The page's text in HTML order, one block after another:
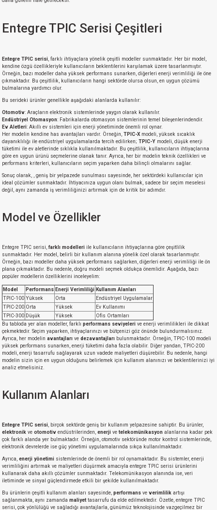
Entegre TPIC Serisi Çeşitleri
Entegre TPIC serisi , farklı ihtiyaçlara yönelik çeşitli modeller sunmaktadır. Her bir model,
kendine özgü özellikleriyle kullanıcıların beklentilerini karşılamak üzere tasarlanmıştır.
Örneğin, bazı modeller daha yüksek performans sunarken, diğerleri enerji verimliliği ile öne
çıkmaktadır. Bu çeşitlilik, kullanıcıların hangi sektörde olursa olsun, en uygun çözümü
bulmalarına yardımcı olur.
Bu serideki ürünler genellikle aşağıdaki alanlarda kullanılır:
Otomotiv: Araçların elektronik sistemlerinde yaygın olarak kullanılır.
Endüstriyel Otomasyon: Fabrikalarda otomasyon sistemlerinin temel bileşenlerindendir.
Ev Aletleri: Akıllı ev sistemleri için enerji yönetiminde önemli rol oynar.
Her modelin kendine has avantajları vardır. Örneğin, TPIC-X modeli, yüksek sıcaklık
dayanıklılığı ile endüstriyel uygulamalarda tercih edilirken; TPIC-Y modeli, düşük enerji
tüketimi ile ev aletlerinde sıklıkla kullanılmaktadır. Bu çeşitlilik, kullanıcıların ihtiyaçlarına
göre en uygun ürünü seçmelerine olanak tanır. Ayrıca, her bir modelin teknik özellikleri ve
performans kriterleri, kullanıcıların seçim yaparken daha bilinçli olmalarını sağlar.
Sonuç olarak, , geniş bir yelpazede sunulması sayesinde, her sektördeki kullanıcılar için
ideal çözümler sunmaktadır. İhtiyacınıza uygun olanı bulmak, sadece bir seçim meselesi
değil, aynı zamanda iş verimliliğinizi artırmak için de kritik bir adımdır.
Model ve Özellikler
Entegre TPIC serisi, farklı modelleri ile kullanıcıların ihtiyaçlarına göre çeşitlilik
sunmaktadır. Her model, belirli bir kullanım alanına yönelik özel olarak tasarlanmıştır.
Örneğin, bazı modeller daha yüksek performans sağlarken, diğerleri enerji verimliliği ile ön
plana çıkmaktadır. Bu nedenle, doğru modeli seçmek oldukça önemlidir. Aşağıda, bazı
popüler modellerin özelliklerini inceleyelim:
Model Performans Enerji Verimliliği Kullanım Alanları
TPIC-100 Yüksek Orta
Endüstriyel Uygulamalar
TPIC-200 Orta Yüksek
Ev Kullanımı
TPIC-300 Düşük Yüksek
Ofis Ortamları
Bu tabloda yer alan modeller, farklı performans seviyeleri ve enerji verimlilikleri ile dikkat
çekmektedir. Seçim yaparken, ihtiyaçlarınızı ve bütçenizi göz önünde bulundurmalısınız.
Ayrıca, her modelin avantajları ve dezavantajları bulunmaktadır. Örneğin, TPIC-100 modeli
yüksek performans sunarken, enerji tüketimi daha fazla olabilir. Diğer yandan, TPIC-200
modeli, enerji tasarrufu sağlayarak uzun vadede maliyetleri düşürebilir. Bu nedenle, hangi
modelin sizin için en uygun olduğunu belirlemek için kullanım alanınızı ve beklentilerinizi iyi
analiz etmelisiniz.
Kullanım Alanları
Entegre TPIC serisi , birçok sektörde geniş bir kullanım yelpazesine sahiptir. Bu ürünler,
elektronik ve otomotiv endüstrilerinden, enerji ve telekomünikasyon alanlarına kadar pek
çok farklı alanda yer bulmaktadır. Örneğin, otomotiv sektöründe motor kontrol sistemlerinde,
elektronik devrelerde ise güç yönetimi uygulamalarında sıkça kullanılmaktadır.
Ayrıca, enerji yönetimi sistemlerinde de önemli bir rol oynamaktadır. Bu sistemler, enerji
verimliliğini artırmak ve maliyetleri düşürmek amacıyla entegre TPIC serisi ürünlerini
kullanarak daha akıllı çözümler sunmaktadır. Telekomünikasyon alanında ise, veri
iletiminde ve sinyal güçlendirmede etkili bir şekilde kullanılmaktadır.
Bu ürünlerin çeşitli kullanım alanları sayesinde, performans ve verimlilik artışı
sağlanmakta, aynı zamanda maliyet tasarrufu da elde edilmektedir. Özetle, entegre TPIC
serisi, çok yönlülüğü ve sağladığı avantajlarla, günümüz teknolojisinde vazgeçilmez bir